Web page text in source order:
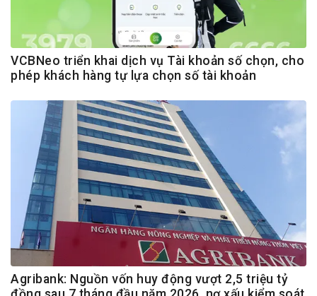
VCBNeo triển khai dịch vụ Tài khoản số chọn, cho
phép khách hàng tự lựa chọn số tài khoản
Agribank: Nguồn vốn huy động vượt 2,5 triệu tỷ